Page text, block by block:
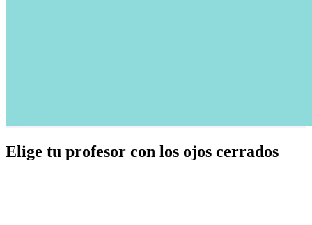
Elige tu profesor con los ojos cerrados